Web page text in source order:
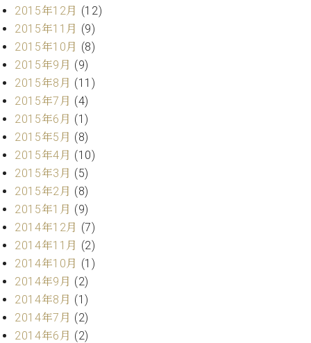
調
師
紹
介
調
律
金
表
お
問
い
合
せ
尾山調律師のブ
ログ Die
Musikgasse（音
楽の小道）
2015年12月 (12)
2015年11月 (9)
2015年10月 (8)
2015年9月 (9)
2015年8月 (11)
2015年7月 (4)
2015年6月 (1)
2015年5月 (8)
2015年4月 (10)
2015年3月 (5)
2015年2月 (8)
2015年1月 (9)
2014年12月 (7)
2014年11月 (2)
2014年10月 (1)
2014年9月 (2)
2014年8月 (1)
2014年7月 (2)
2014年6月 (2)